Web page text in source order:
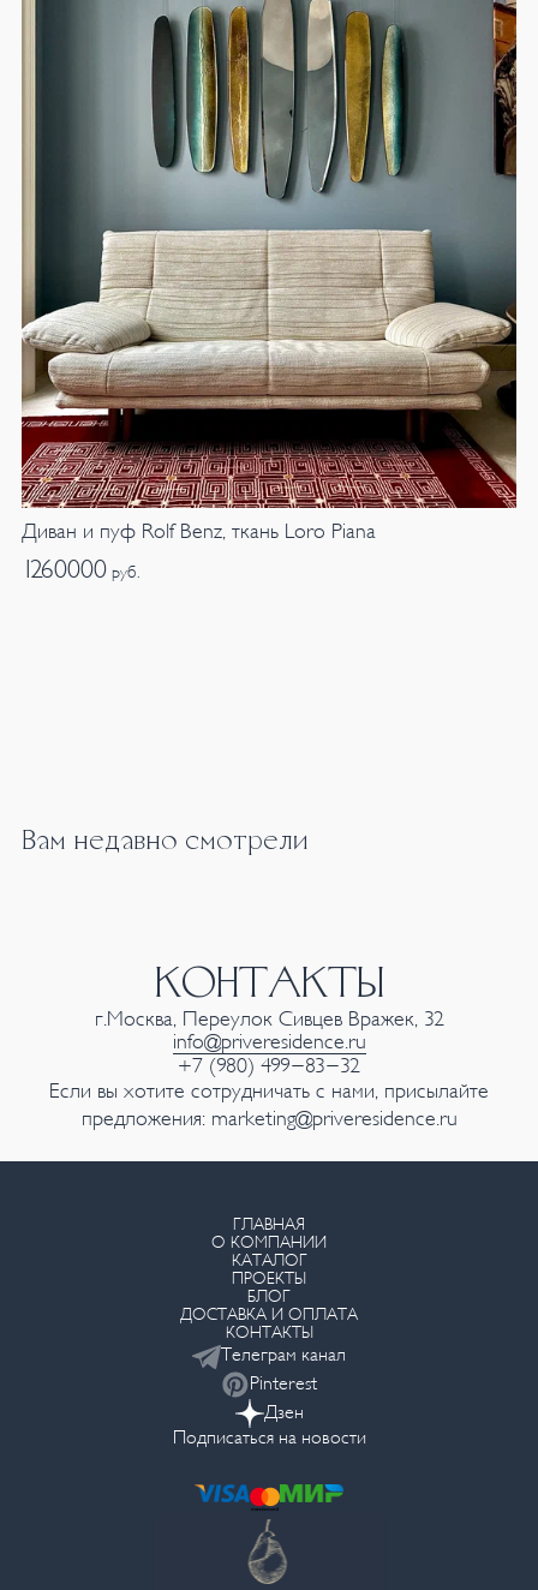
Диван и пуф Rolf Benz, ткань Loro Piana
1260000 руб.
Вам недавно смотрели
КОНТАКТЫ
г.Москва, Переулок Сивцев Вражек, 32
info@priveresidence.ru
+7 (980) 499-83-32
Если вы хотите сотрудничать с нами, присылайте
предложения: marketing@priveresidence.ru
ГЛАВНАЯ
О КОМПАНИИ
КАТАЛОГ
ПРОЕКТЫ
БЛОГ
ДОСТАВКА И ОПЛАТА
КОНТАКТЫ
Телеграм канал
Pinterest
Дзен
Подписаться на новости